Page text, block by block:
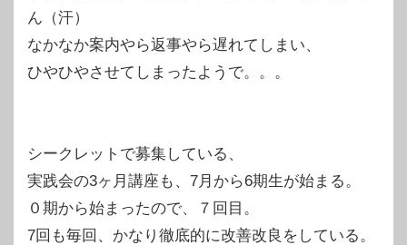
ん（汗）
なかなか案内やら返事やら遅れてしまい、
ひやひやさせてしまったようで。。。
シークレットで募集している、
実践会の3ヶ月講座も、7月から6期生が始まる。
０期から始まったので、７回目。
7回も毎回、かなり徹底的に改善改良をしている。